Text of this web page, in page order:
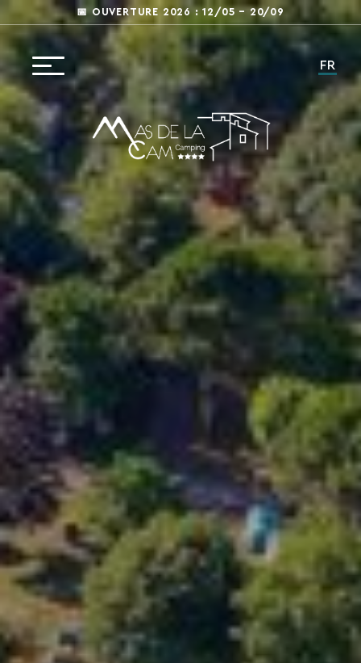
📅 OUVERTURE 2026 : 12/05 – 20/09
FR